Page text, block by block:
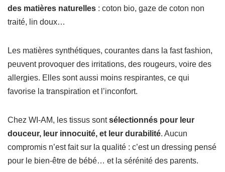
des matières naturelles : coton bio, gaze de coton non
traité, lin doux…
Les matières synthétiques, courantes dans la fast fashion,
peuvent provoquer des irritations, des rougeurs, voire des
allergies. Elles sont aussi moins respirantes, ce qui
favorise la transpiration et l’inconfort.
Chez WI-AM, les tissus sontsélectionnés pour leur
douceur, leur innocuité, et leur durabilité. Aucun
compromis n’est fait sur la qualité : c’est un dressing pensé
pour le bien-être de bébé… et la sérénité des parents.